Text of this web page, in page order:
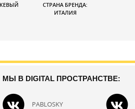
СТРАНА БРЕНДА:
ИТАЛИЯ
МЫ В DIGITAL ПРОСТРАНСТВЕ:
PABLOSKY